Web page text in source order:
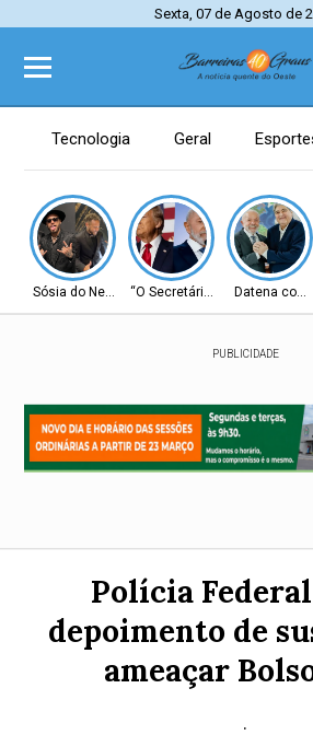
Sexta, 07 de Agosto de
Tecnologia Geral
Sósia do Neymar“O Secretário” Datena com
PUBLICIDADE
Polícia
depoimento de
ameaçar
.